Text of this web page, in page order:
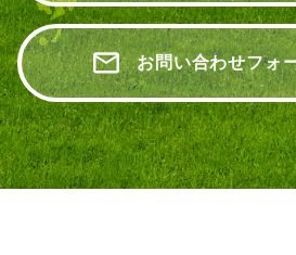
お問い合わせフォ